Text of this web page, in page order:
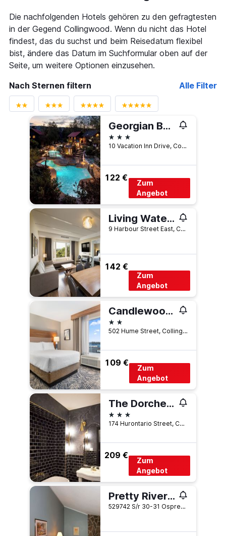
Die nachfolgenden Hotels gehören zu den gefragtesten
in der Gegend Collingwood. Wenn du nicht das Hotel
findest, das du suchst und beim Reisedatum flexibel
bist, ändere das Datum im Suchformular oben auf der
Seite, um weitere Optionen einzusehen.
Nach Sternen filtern
Alle Filter
Georgian Bay Hotel, Trademark Collection by Wyndham
3 Sterne
10 Vacation Inn Drive, Collingwood, ON, Kanada
122 €
Zum
Angebot
Living Water Resort & Spa
9 Harbour Street East, Collingwood, ON, Kanada
142 €
Zum
Angebot
Candlewood Suites Collingwood By IHG
2 Sterne
502 Hume Street, Collingwood, ON, Kanada
109 €
Zum
Angebot
The Dorchester Hotel
3 Sterne
174 Hurontario Street, Collingwood, ON, Kanada
209 €
Zum
Angebot
Pretty River Valley Country Inn
529742 S/r 30-31 Osprey-Blue Mountain Tline, Collingwood, ON, Kanada